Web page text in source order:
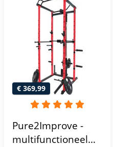
€ 369,99
Pure2Improve -
multifunctioneel